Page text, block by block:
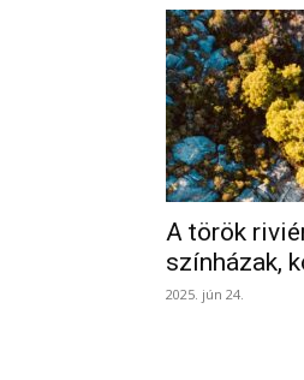
A török
színházak,
2025. jún 24.